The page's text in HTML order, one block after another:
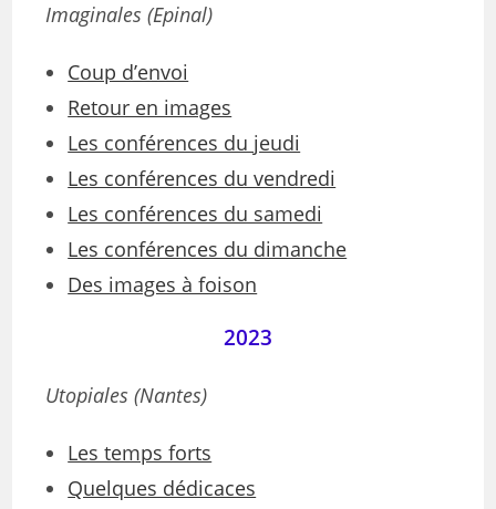
Imaginales (Epinal)
Coup d’envoi
Retour en images
Les conférences du jeudi
Les conférences du vendredi
Les conférences du samedi
Les conférences du dimanche
Des images à foison
2023
Utopiales (Nantes)
Les temps forts
Quelques dédicaces